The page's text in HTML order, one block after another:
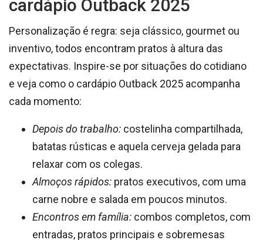
cardápio Outback 2025
Personalização é regra: seja clássico, gourmet ou
inventivo, todos encontram pratos à altura das
expectativas. Inspire-se por situações do cotidiano
e veja como o cardápio Outback 2025 acompanha
cada momento:
Depois do trabalho: costelinha compartilhada,
batatas rústicas e aquela cerveja gelada para
relaxar com os colegas.
Almoços rápidos: pratos executivos, com uma
carne nobre e salada em poucos minutos.
Encontros em família: combos completos, com
entradas, pratos principais e sobremesas